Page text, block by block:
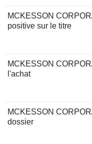
MCKESSON
positive sur le titre
MCKESSON
l'achat
MCKESSON
dossier